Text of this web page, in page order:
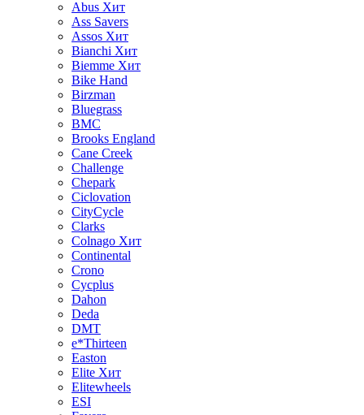
Abus Хит
Ass Savers
Assos Хит
Bianchi Хит
Biemme Хит
Bike Hand
Birzman
Bluegrass
BMC
Brooks England
Cane Creek
Challenge
Chepark
Ciclovation
CityCycle
Clarks
Colnago Хит
Continental
Crono
Cycplus
Dahon
Deda
DMT
e*Thirteen
Easton
Elite Хит
Elitewheels
ESI